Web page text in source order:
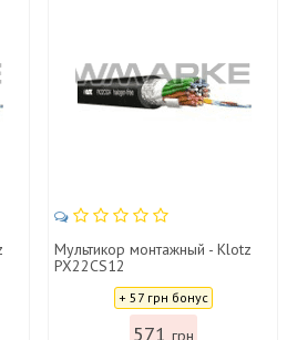
Мультикор монтажный - Klotz
PX22CS12
+ 57 грн бонус
571 грн